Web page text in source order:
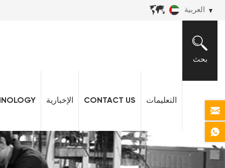
العربية
بحث
الإخبارية CONTACT US التعليمات